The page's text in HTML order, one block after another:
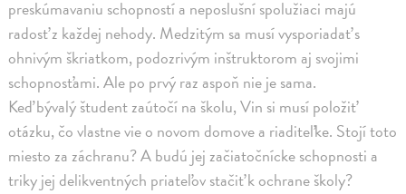
preskúmavaniu schopností a neposlušní spolužiaci majú
radosť z každej nehody. Medzitým sa musí vysporiadať s
ohnivým škriatkom, podozrivým inštruktorom aj svojimi
schopnosťami. Ale po prvý raz aspoň nie je sama.
Keď bývalý študent zaútočí na školu, Vin si musí položiť
otázku, čo vlastne vie o novom domove a riaditeľke. Stojí toto
miesto za záchranu? A budú jej začiatočnícke schopnosti a
triky jej delikventných priateľov stačiť k ochrane školy?